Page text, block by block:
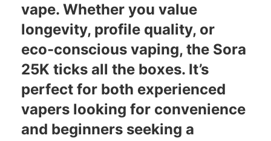
vape. Whether you value
longevity, profile quality, or
eco-conscious vaping, the Sora
25K ticks all the boxes. It’s
perfect for both experienced
vapers looking for convenience
and beginners seeking a